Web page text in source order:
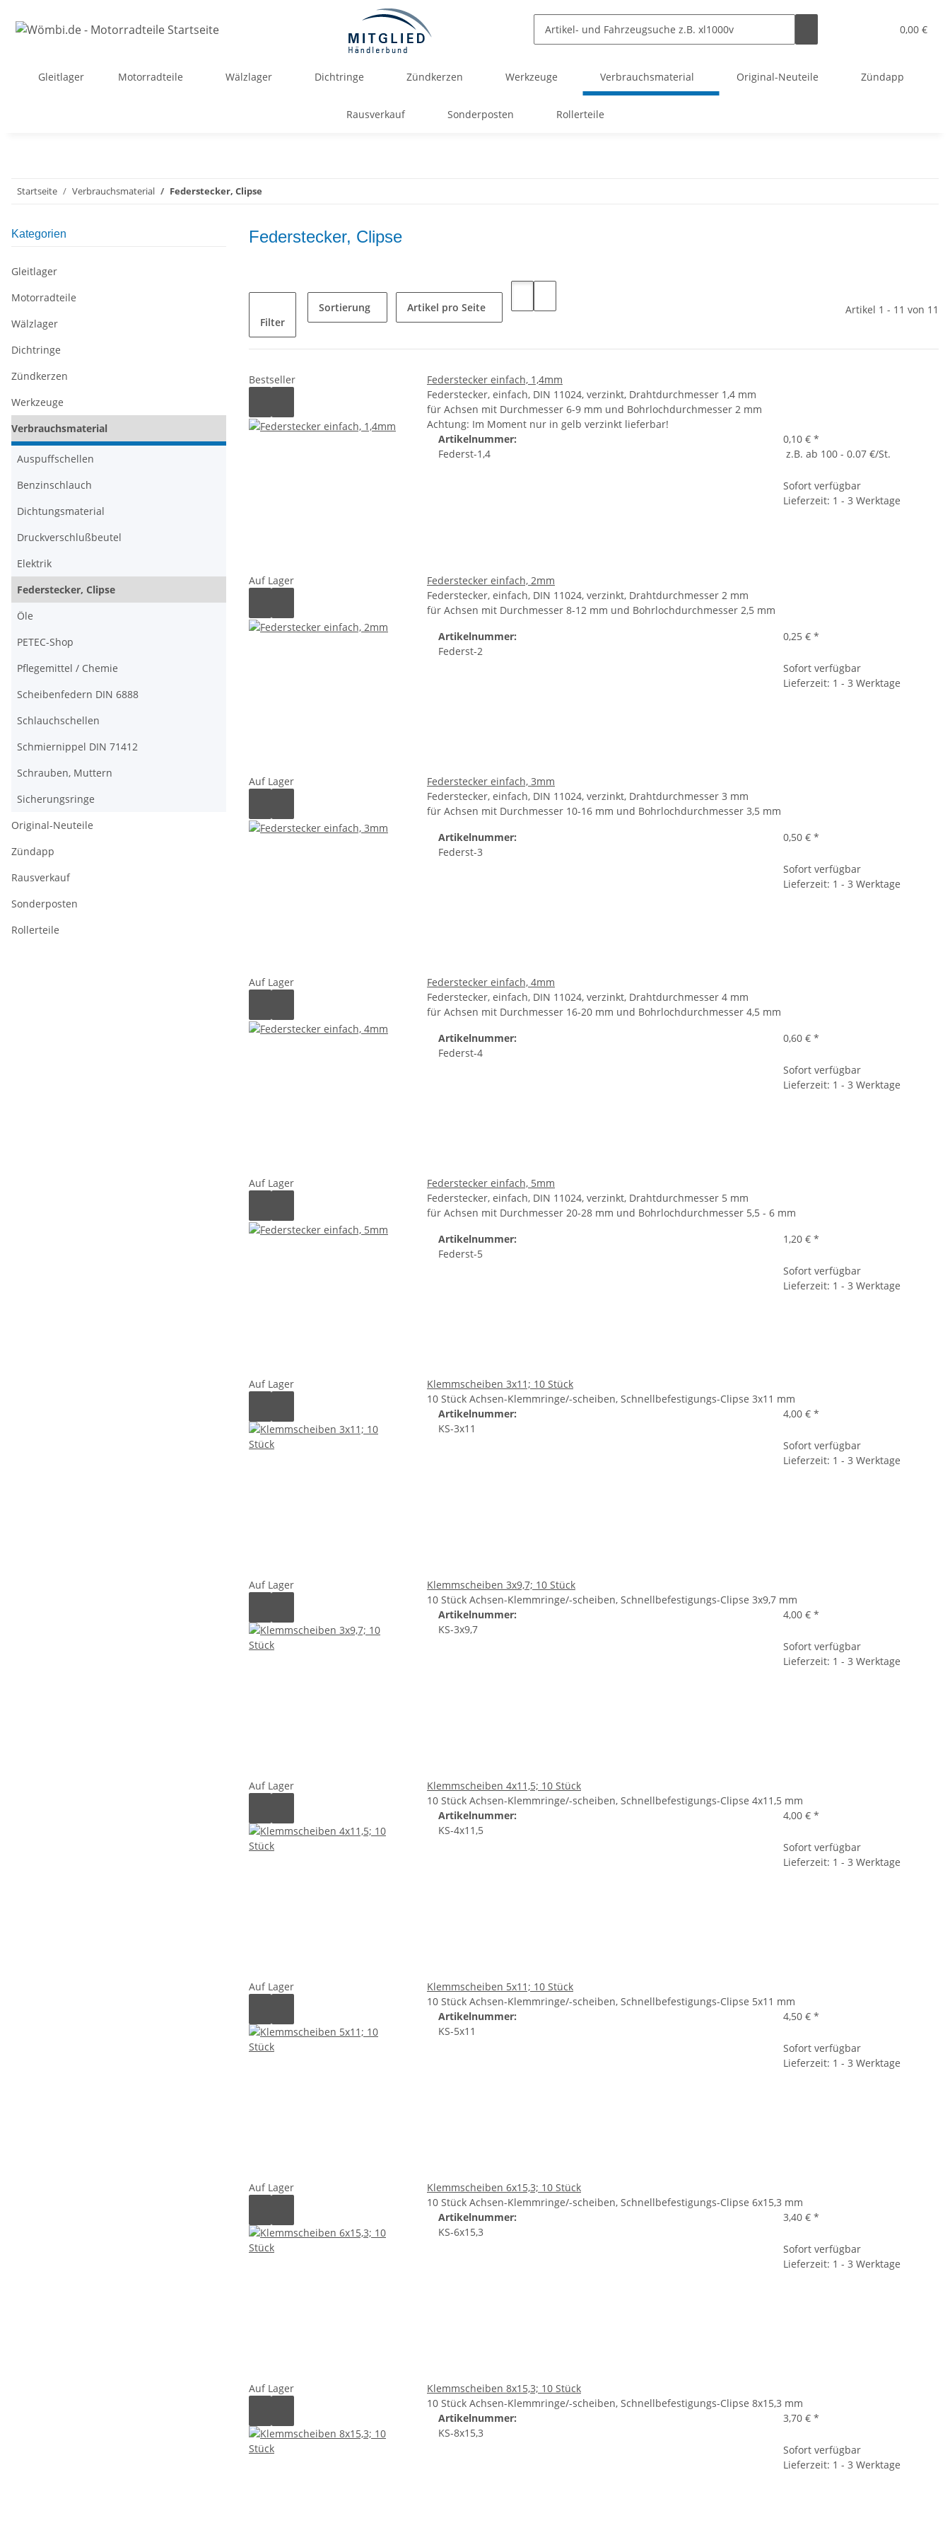
0,00 €
Gleitlager Motorradteile Wälzlager Dichtringe Zündkerzen Werkzeuge Verbrauchsmaterial Original-Neuteile Zündapp
Rausverkauf Sonderposten Rollerteile
Startseite Verbrauchsmaterial Federstecker, Clipse
Federstecker, Clipse
Filter
Sortierung Artikel pro Seite Artikel 1 - 11 von 11
Bestseller
Federstecker einfach, 1,4mm
Federstecker, einfach, DIN 11024, verzinkt, Drahtdurchmesser 1,4 mm
für Achsen mit Durchmesser 6-9 mm und Bohrlochdurchmesser 2 mm
Achtung: Im Moment nur in gelb verzinkt lieferbar!
Artikelnummer:
Federst-1,4
0,10 € *
z.B. ab 100 - 0.07 €/St.
Sofort verfügbar
Lieferzeit: 1 - 3 Werktage
Auf Lager
Federstecker einfach, 2mm
Federstecker, einfach, DIN 11024, verzinkt, Drahtdurchmesser 2 mm
für Achsen mit Durchmesser 8-12 mm und Bohrlochdurchmesser 2,5 mm
Artikelnummer:
Federst-2
0,25 € *
Sofort verfügbar
Lieferzeit: 1 - 3 Werktage
Auf Lager
Federstecker einfach, 3mm
Federstecker, einfach, DIN 11024, verzinkt, Drahtdurchmesser 3 mm
für Achsen mit Durchmesser 10-16 mm und Bohrlochdurchmesser 3,5 mm
Artikelnummer:
Federst-3
0,50 € *
Sofort verfügbar
Lieferzeit: 1 - 3 Werktage
Auf Lager
Federstecker einfach, 4mm
Federstecker, einfach, DIN 11024, verzinkt, Drahtdurchmesser 4 mm
für Achsen mit Durchmesser 16-20 mm und Bohrlochdurchmesser 4,5 mm
Artikelnummer:
Federst-4
0,60 € *
Sofort verfügbar
Lieferzeit: 1 - 3 Werktage
Auf Lager
Federstecker einfach, 5mm
Federstecker, einfach, DIN 11024, verzinkt, Drahtdurchmesser 5 mm
für Achsen mit Durchmesser 20-28 mm und Bohrlochdurchmesser 5,5 - 6 mm
Artikelnummer:
Federst-5
1,20 € *
Sofort verfügbar
Lieferzeit: 1 - 3 Werktage
Auf Lager
Klemmscheiben 3x11; 10 Stück
10 Stück Achsen-Klemmringe/-scheiben, Schnellbefestigungs-Clipse 3x11 mm
Artikelnummer:
KS-3x11
4,00 € *
Sofort verfügbar
Lieferzeit: 1 - 3 Werktage
Auf Lager
Klemmscheiben 3x9,7; 10 Stück
10 Stück Achsen-Klemmringe/-scheiben, Schnellbefestigungs-Clipse 3x9,7 mm
Artikelnummer:
KS-3x9,7
4,00 € *
Sofort verfügbar
Lieferzeit: 1 - 3 Werktage
Auf Lager
Klemmscheiben 4x11,5; 10 Stück
10 Stück Achsen-Klemmringe/-scheiben, Schnellbefestigungs-Clipse 4x11,5 mm
Artikelnummer:
KS-4x11,5
4,00 € *
Sofort verfügbar
Lieferzeit: 1 - 3 Werktage
Auf Lager
Klemmscheiben 5x11; 10 Stück
10 Stück Achsen-Klemmringe/-scheiben, Schnellbefestigungs-Clipse 5x11 mm
Artikelnummer:
KS-5x11
4,50 € *
Sofort verfügbar
Lieferzeit: 1 - 3 Werktage
Auf Lager
Klemmscheiben 6x15,3; 10 Stück
10 Stück Achsen-Klemmringe/-scheiben, Schnellbefestigungs-Clipse 6x15,3 mm
Artikelnummer:
KS-6x15,3
3,40 € *
Sofort verfügbar
Lieferzeit: 1 - 3 Werktage
Auf Lager
Klemmscheiben 8x15,3; 10 Stück
10 Stück Achsen-Klemmringe/-scheiben, Schnellbefestigungs-Clipse 8x15,3 mm
Artikelnummer:
KS-8x15,3
3,70 € *
Sofort verfügbar
Lieferzeit: 1 - 3 Werktage
Kategorien
Gleitlager
Motorradteile
Wälzlager
Dichtringe
Zündkerzen
Werkzeuge
Verbrauchsmaterial
Auspuffschellen
Benzinschlauch
Dichtungsmaterial
Druckverschlußbeutel
Elektrik
Federstecker, Clipse
Öle
PETEC-Shop
Pflegemittel / Chemie
Scheibenfedern DIN 6888
Schlauchschellen
Schmiernippel DIN 71412
Schrauben, Muttern
Sicherungsringe
Original-Neuteile
Zündapp
Rausverkauf
Sonderposten
Rollerteile